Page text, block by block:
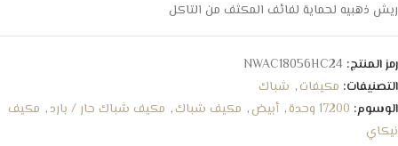
ريش ذهبيه لحماية لفائف المكثف من التاكل
رمز المنتج: NWAC18056HC24
التصنيفات: مكيفات, شباك
الوسوم: 17200 وحدة , أبيض, مكيف شباك, مكيف شباك حار / بارد, مكيف
نيكاي